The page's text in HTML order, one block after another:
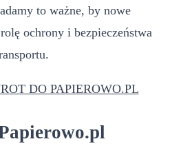
to ważne, by nowe
ochrony i bezpieczeństwa
DO PAPIEROWO.PL